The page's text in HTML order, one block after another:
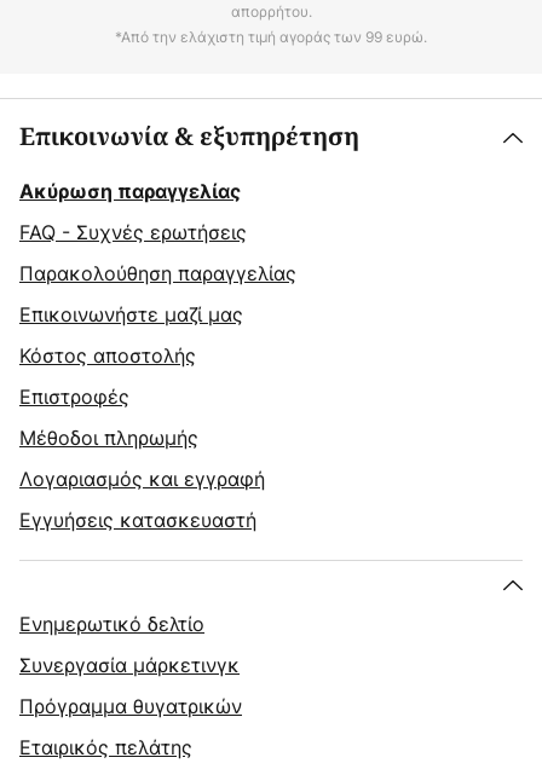
απορρήτου.
*Από την ελάχιστη τιμή αγοράς των 99 ευρώ.
Επικοινωνία & εξυπηρέτηση
Ακύρωση παραγγελίας
FAQ - Συχνές ερωτήσεις
Παρακολούθηση παραγγελίας
Επικοινωνήστε μαζί μας
Κόστος αποστολής
Επιστροφές
Μέθοδοι πληρωμής
Λογαριασμός και εγγραφή
Εγγυήσεις κατασκευαστή
Ενημερωτικό δελτίο
Συνεργασία μάρκετινγκ
Πρόγραμμα θυγατρικών
Εταιρικός πελάτης